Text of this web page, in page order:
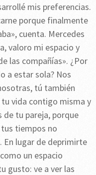
mis preferencias.
porque finalmente
cuenta. Mercedes
valoro mi espacio y
las compañías». ¿Por
a estar sola? Nos
tú también
vida contigo misma y
de tu pareja, porque
tiempos no
lugar de deprimirte
un espacio
gusto: ve a ver las